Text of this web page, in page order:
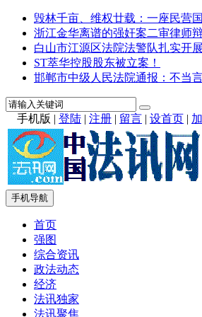
毁林千亩、维权廿载：一座民营
浙江金华离谱的强奸案二审律师
白山市江源区法院法警队扎实开
ST萃华控股股东被立案！
邯郸市中级人民法院通报：不当
手机版 | 登陆 | 注册 | 留言 | 设首页 |
手机导航
首页
强图
综合资讯
政法动态
经济
法讯独家
法讯聚焦